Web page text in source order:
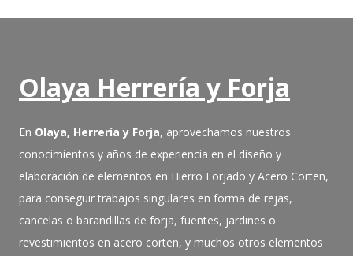
Olaya Herrería y Forja
En Olaya, Herrería y Forja, aprovechamos nuestros
conocimientos y años de experiencia en el diseño y
elaboración de elementos en Hierro Forjado y Acero Corten,
para conseguir trabajos singulares en forma de rejas,
cancelas o barandillas de forja, fuentes, jardines o
revestimientos en acero corten, y muchos otros elementos